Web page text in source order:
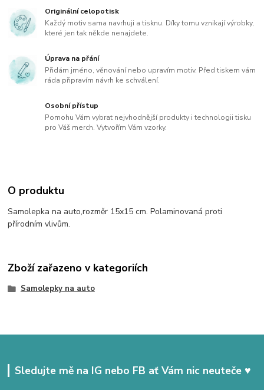
Originální celopotisk
Každý motiv sama navrhuji a tisknu. Díky tomu vznikají výrobky,
které jen tak někde nenajdete.
Úprava na přání
Přidám jméno, věnování nebo upravím motiv. Před tiskem vám
ráda připravím návrh ke schválení.
Osobní přístup
Pomohu Vám vybrat nejvhodnější produkty i technologii tisku
pro Váš merch. Vytvořím Vám vzorky.
O produktu
Samolepka na auto,rozměr 15x15 cm. Polaminovaná proti
přírodním vlivům.
Zboží zařazeno v kategoriích
Samolepky na auto
Sledujte mě na IG nebo FB ať Vám nic neuteče ♥